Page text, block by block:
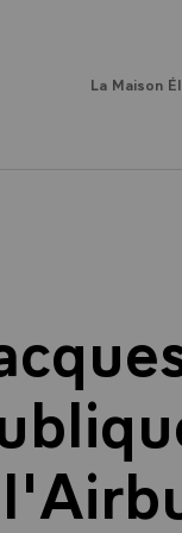
La Maison